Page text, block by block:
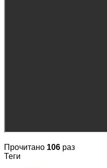
Прочитано 106 раз
Теги